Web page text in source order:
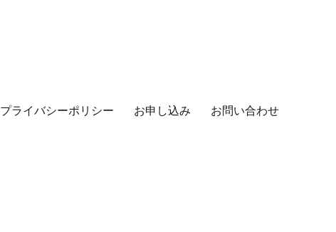
プライバシーポリシー お申し込み お問い合わせ